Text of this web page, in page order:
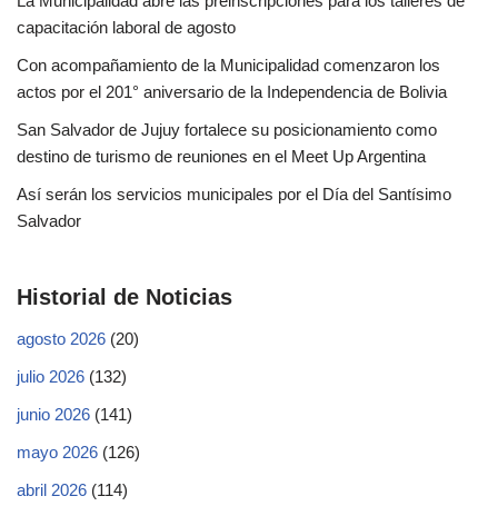
capacitación laboral de agosto
Con acompañamiento de la Municipalidad comenzaron los
actos por el 201° aniversario de la Independencia de Bolivia
San Salvador de Jujuy fortalece su posicionamiento como
destino de turismo de reuniones en el Meet Up Argentina
Así serán los servicios municipales por el Día del Santísimo
Salvador
Historial de Noticias
agosto 2026 (20)
julio 2026 (132)
junio 2026 (141)
mayo 2026 (126)
abril 2026 (114)